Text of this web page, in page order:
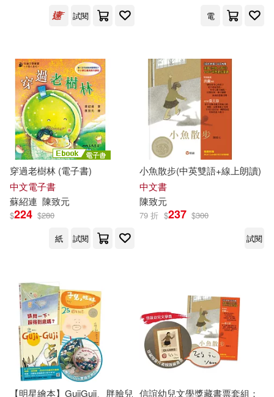
試閱
電
穿過老樹林 (電子書)
中文電子書
蘇紹連 陳致元
$224 $280
紙
試閱
小魚散步(中英雙語+線上朗讀)
中文書
陳致元
79 折 $237 $300
試閱
【明星繪本】GujiGuji、胖臉兒 信誼幼兒文學獎藏書票套組：